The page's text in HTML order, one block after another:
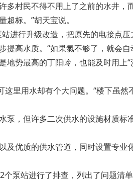
多村民不得不用上了之前的水井
标。”胡天宝说。
进行升级改造，把原先的电接点
高水质。“如果氯不够了，就会
势最高的丁阳岭，也能及时用上“
里用水却有个大问题。“楼下虽
泵，但许多二次供水的设施材质
及优质的供水管道，同时设置专
泵站进行了排查，列出了问题